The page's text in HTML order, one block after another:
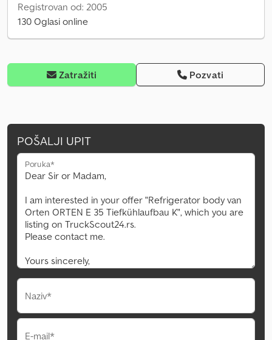
Registrovan od: 2005
130 Oglasi online
Zatražiti Pozvati
POŠALJI UPIT
Poruka*
Naziv*
E-mail*